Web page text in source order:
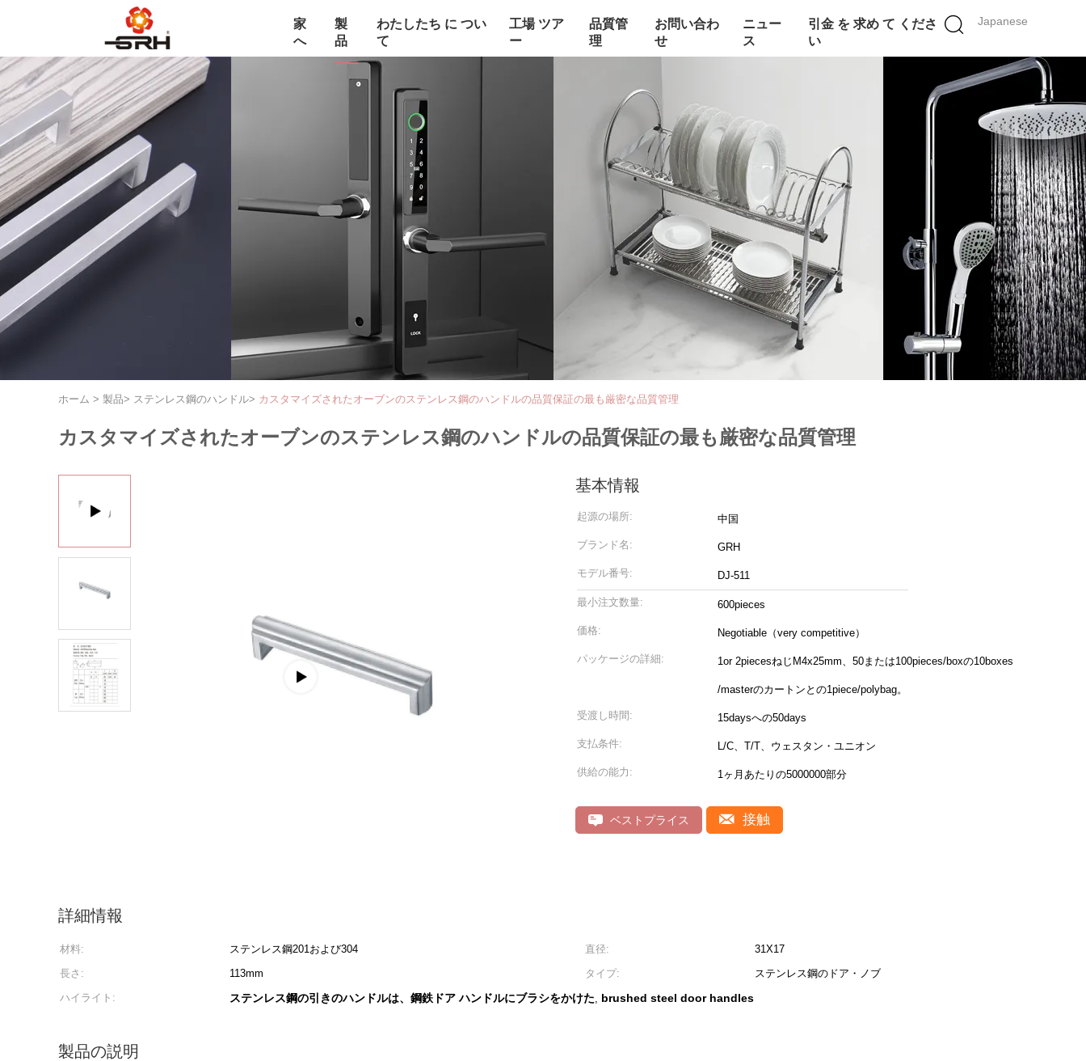
Japanese
家
へ
製
品
わたしたち に つい
て
工場 ツア
ー
品質管
理
お問い合わ
せ
ニュー
ス
引金 を 求め て くださ
い
ホーム > 製品> ステンレス鋼のハンドル> カスタマイズされたオーブンのステンレス鋼のハンドルの品質保証の最も厳密な品質管理
カスタマイズされたオーブンのステンレス鋼のハンドルの品質保証の最も厳密な品質管理
基本情報
起源の場所: 中国
ブランド名: GRH
モデル番号: DJ-511
最小注文数量: 600pieces
価格: Negotiable（very competitive）
パッケージの詳細: 1or 2piecesねじM4x25mm、50または100pieces/boxの10boxes
/masterのカートンとの1piece/polybag。
受渡し時間: 15daysへの50days
支払条件: L/C、T/T、ウェスタン・ユニオン
供給の能力: 1ヶ月あたりの5000000部分
ベストプライス 接触
詳細情報
材料: ステンレス鋼201および304 直径:
31X17
長さ:
113mm タイプ:
ステンレス鋼のドア・ノブ
ハイライト:
ステンレス鋼の引きのハンドルは、鋼鉄ドア ハンドルにブラシをかけた, brushed steel door handles
製品の説明